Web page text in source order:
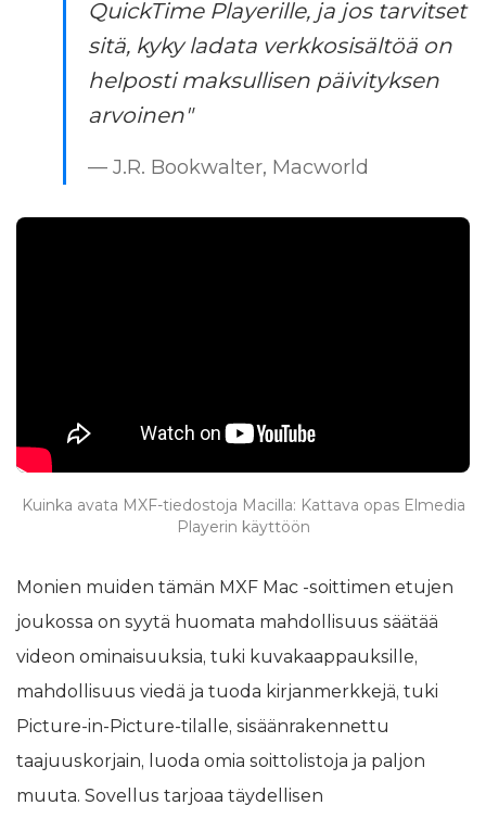
QuickTime Playerille, ja jos tarvitset
sitä, kyky ladata verkkosisältöä on
helposti maksullisen päivityksen
arvoinen"
— J.R. Bookwalter, Macworld
Kuinka avata MXF-tiedostoja Macilla: Kattava opas Elmedia
Playerin käyttöön
Monien muiden tämän MXF Mac -soittimen etujen
joukossa on syytä huomata mahdollisuus säätää
videon ominaisuuksia, tuki kuvakaappauksille,
mahdollisuus viedä ja tuoda kirjanmerkkejä, tuki
Picture-in-Picture-tilalle, sisäänrakennettu
taajuuskorjain, luoda omia soittolistoja ja paljon
muuta. Sovellus tarjoaa täydellisen